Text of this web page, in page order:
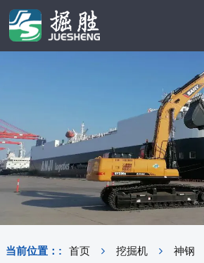
当前位置：: 首页 挖掘机 神钢